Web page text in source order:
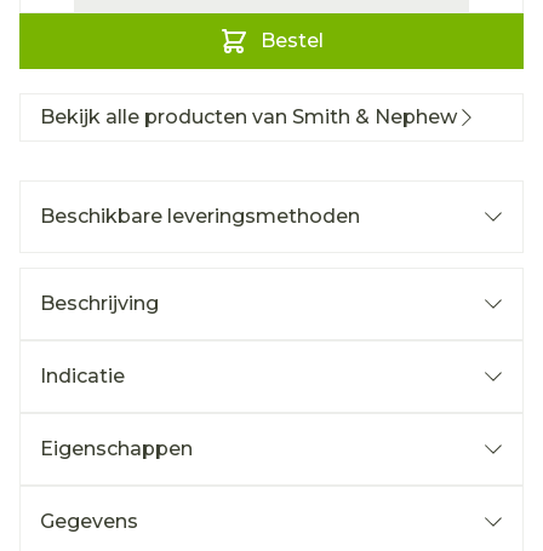
Bestel
Bekijk alle producten van Smith & Nephew
Beschikbare leveringsmethoden
Beschrijving
Indicatie
Eigenschappen
Gegevens